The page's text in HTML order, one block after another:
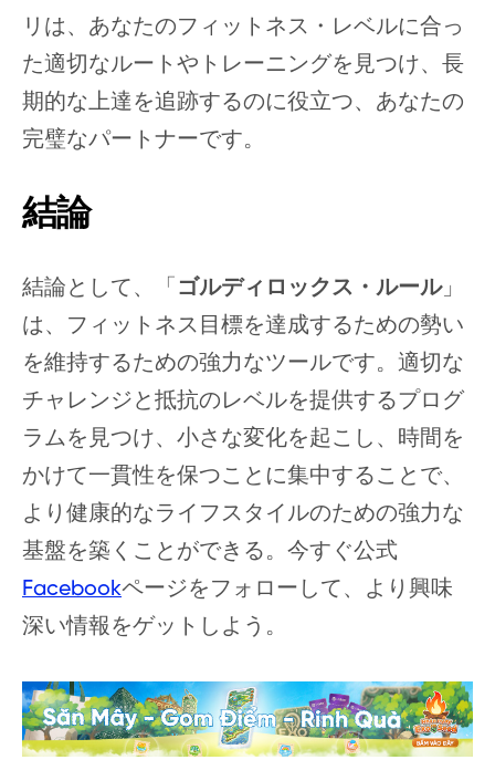
リは、あなたのフィットネス・レベルに合っ
た適切なルートやトレーニングを見つけ、長
期的な上達を追跡するのに役立つ、あなたの
完璧なパートナーです。
結論
結論として、「 ゴルディロックス・ルール」
は、フィットネス目標を達成するための勢い
を維持するための強力なツールです。適切な
チャレンジと抵抗のレベルを提供するプログ
ラムを見つけ、小さな変化を起こし、時間を
かけて一貫性を保つことに集中することで、
より健康的なライフスタイルのための強力な
基盤を築くことができる。今すぐ公式
Facebookページをフォローして、より興味
深い情報をゲットしよう。